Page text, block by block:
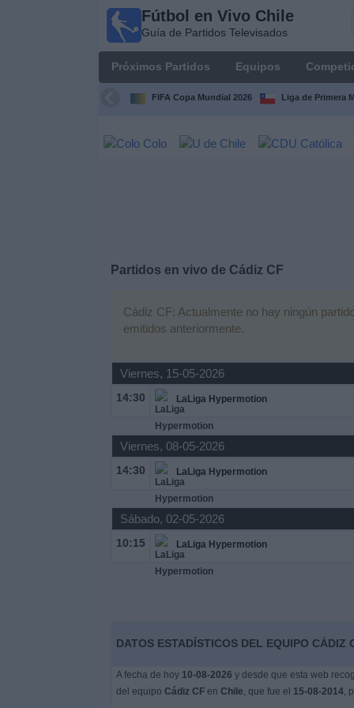
Fútbol en Vivo Chile
Guía de Partidos Televisados
Próximos Partidos Equipos
FIFA Copa Mundial 2026 Liga de Primera
Partidos en vivo de Cádiz CF
Cádiz CF: Actualmente no hay ningún
emitidos anteriormente.
Viernes, 15-05-2026
14:30 LaLiga Hypermotion
Viernes, 08-05-2026
14:30 LaLiga Hypermotion
Sábado, 02-05-2026
10:15 LaLiga Hypermotion
DATOS ESTADÍSTICOS DEL EQUIPO CÁDIZ
A fecha de hoy 10-08-2026 y desde que esta web
del equipo Cádiz CFen Chile, que fue el 15-08-2014,